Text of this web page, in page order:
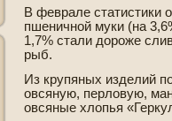
В феврале статистики
пшеничной муки (на
1,7% стали дороже
рыб.
Из крупяных изде­лий
овсяную, перловую,
овсяные хлопья